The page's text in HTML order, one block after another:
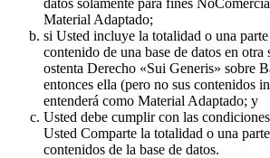
Material Adaptado;
si Usted incluye la totalidad o una
contenido de una base de datos en otra
ostenta Derecho «Sui Generis» sobre
entonces ella (pero no sus contenidos
entenderá como Material Adaptado; y
Usted debe cumplir con las
Usted Comparte la totalidad o una
contenidos de la base de datos.